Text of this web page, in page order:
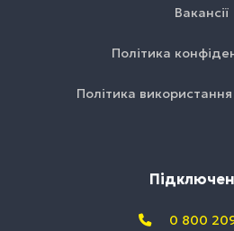
Вакансії
Політика
Політика
0 800